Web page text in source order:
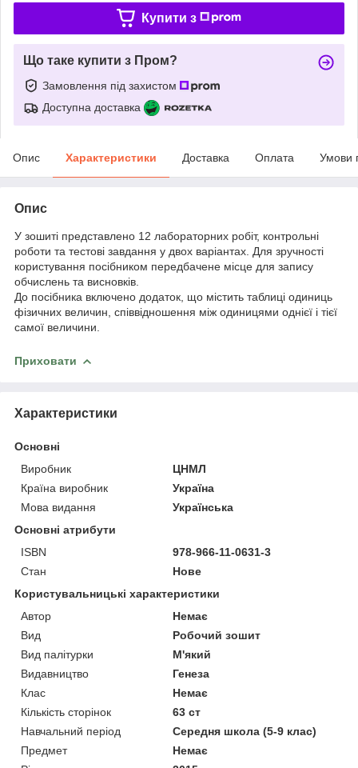
Купити з
Що таке купити з Пром?
Замовлення під захистом
Доступна доставка
Опис Характеристики Доставка Оплата Умови
Опис
У зошиті представлено 12 лабораторних робіт, контрольні
роботи та тестові завдання у двох варіантах. Для зручності
користування посібником передбачене місце для запису
обчислень та висновків.
До посібника включено додаток, що містить таблиці одиниць
фізичних величин, співвідношення між одиницями однієї і тієї
самої величини.
Приховати
Характеристики
Основні
Виробник
ЦНМЛ
Країна виробник
Україна
Мова видання
Українська
Основні атрибути
ISBN
978-966-11-0631-3
Стан
Нове
Користувальницькі характеристики
Автор
Немає
Вид
Робочий зошит
Вид палітурки
М'який
Видавництво
Генеза
Клас
Немає
Кількість сторінок
63 ст
Навчальний період
Середня школа (5-9 клас)
Предмет
Немає